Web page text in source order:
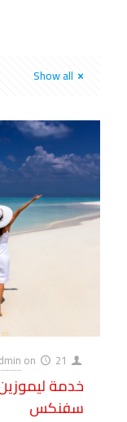
Show all
on 21 أكتوبر، 2023
خدمة
سفنكس